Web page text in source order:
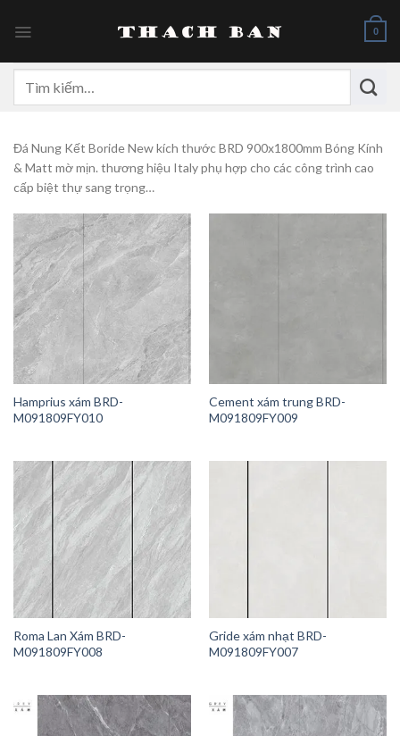
0
kiếm:
Đá Nung Kết Boride New kích thước BRD 900x1800mm Bóng Kính
& Matt mờ mịn. thương hiệu Italy phụ hợp cho các công trình cao
cấp biệt thự sang trọng…
Hamprius xám BRD-
M091809FY010
Cement xám trung BRD-
M091809FY009
Roma Lan Xám BRD-
M091809FY008
Gride xám nhạt BRD-
M091809FY007